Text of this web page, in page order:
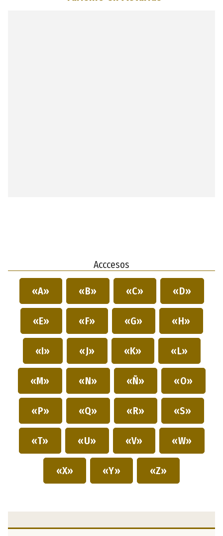
Acccesos
«A» «B» «C» «D»
«E» «F» «G» «H»
«I» «J» «K» «L»
«M» «N» «Ñ» «O»
«P» «Q» «R» «S»
«T» «U» «V» «W»
«X» «Y» «Z»